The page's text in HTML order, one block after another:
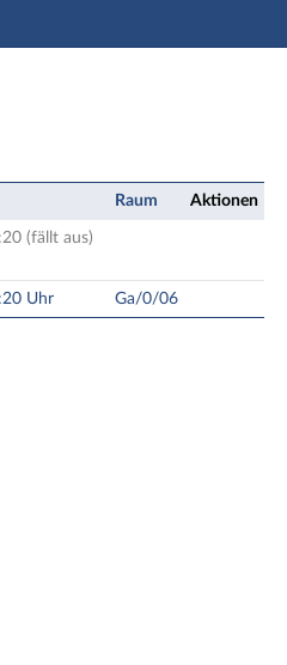
LL1 Software-fokussierte
Raum Aktionen
(fällt aus)
Uhr Ga/0/06